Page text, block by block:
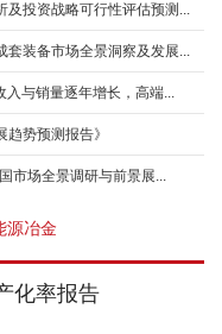
及投资战略可行性评估预测...
套装备市场全景洞察及发展...
入与销量逐年增长，高端...
趋势预测报告》
市场全景调研与前景展...
源冶金
化率报告